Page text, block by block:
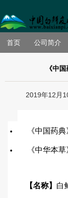
首页 公司简介
《中
2019年12月
《中国药典
《中华本草
【名称】 白